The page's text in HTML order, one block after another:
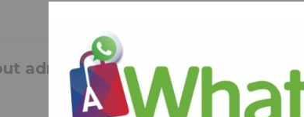
admin